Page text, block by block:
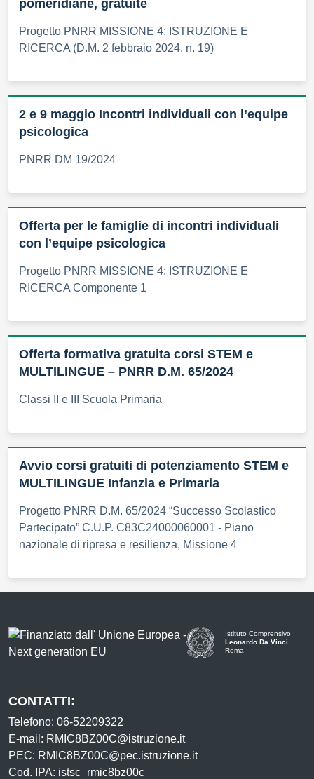
pomeridiane, gratuite
Progetto PNRR MISSIONE 4: ISTRUZIONE E
RICERCA (D.M. 2 febbraio 2024, n. 19)
2 e 9 maggio Incontri individuali con l’equipe
psicologica
PNRR DM 19/2024
Offerta per le famiglie di incontri individuali
con l’equipe psicologica
Progetto PNRR MISSIONE 4: ISTRUZIONE E
RICERCA Componente 1
Offerta formativa gratuita corsi STEM e
MULTILINGUE – PNRR D.M. 65/2024
Classi II e III Scuola Primaria
Avvio corsi gratuiti di potenziamento STEM e
MULTILINGUE Infanzia e Primaria
Progetto PNRR D.M. 65/2024 “Successo Scolastico
Partecipato” C.U.P. C83C24000060001 - Piano
nazionale di ripresa e resilienza, Missione 4
Istituto Comprensivo
Leonardo Da Vinci
Roma
CONTATTI:
Telefono: 06-52209322
E-mail: RMIC8BZ00C@istruzione.it
PEC: RMIC8BZ00C@pec.istruzione.it
Cod. IPA: istsc_rmic8bz00c